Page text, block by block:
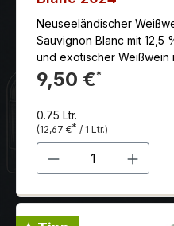
Neuseeländischer
Sauvignon Blanc mit 12,5
und exotischer Weißwein
tropischen Früchten,
Kräutern, einem
mit viel
9,50 €*
0.75 Ltr.
(12,67 €* / 1 Ltr.)
Produkt